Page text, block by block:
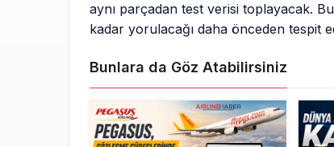
aynı parçadan test verisi toplayacak.
kadar yorulacağı daha önceden tespit
Bunlara da Göz Atabilirsiniz